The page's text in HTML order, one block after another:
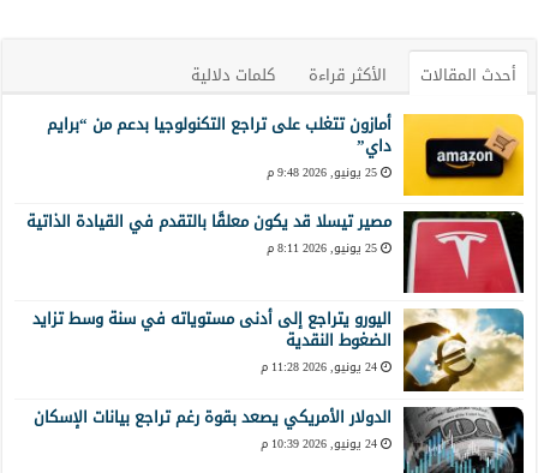
أحدث المقالات الأكثر قراءة
كلمات دلالية
أمازون تتغلب على تراجع التكنولوجيا بدعم من “برايم
داي”
25 يونيو, 2026 9:48 م
مصير تيسلا قد يكون معلقًا بالتقدم في القيادة الذاتية
25 يونيو, 2026 8:11 م
اليورو يتراجع إلى أدنى مستوياته في سنة وسط تزايد
الضغوط النقدية
24 يونيو, 2026 11:28 م
الدولار الأمريكي يصعد بقوة رغم تراجع بيانات الإسكان
24 يونيو, 2026 10:39 م